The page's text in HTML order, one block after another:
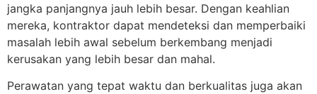
jangka panjangnya jauh lebih besar. Dengan keahlian
mereka, kontraktor dapat mendeteksi dan memperbaiki
masalah lebih awal sebelum berkembang menjadi
kerusakan yang lebih besar dan mahal.
Perawatan yang tepat waktu dan berkualitas juga akan